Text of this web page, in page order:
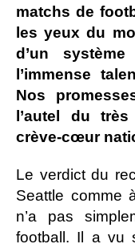
matchs de
les yeux du
d’un système
l’immense
Nos
l’autel du
crève-cœur
Le verdict du
Seattle comme
n’a pas
football. Il a vu